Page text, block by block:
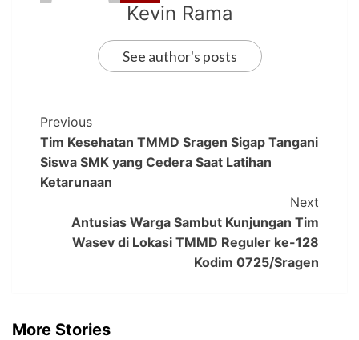
Kevin Rama
See author's posts
Previous
Tim Kesehatan TMMD Sragen Sigap Tangani
Siswa SMK yang Cedera Saat Latihan
Ketarunaan
Next
Antusias Warga Sambut Kunjungan Tim
Wasev di Lokasi TMMD Reguler ke-128
Kodim 0725/Sragen
More Stories